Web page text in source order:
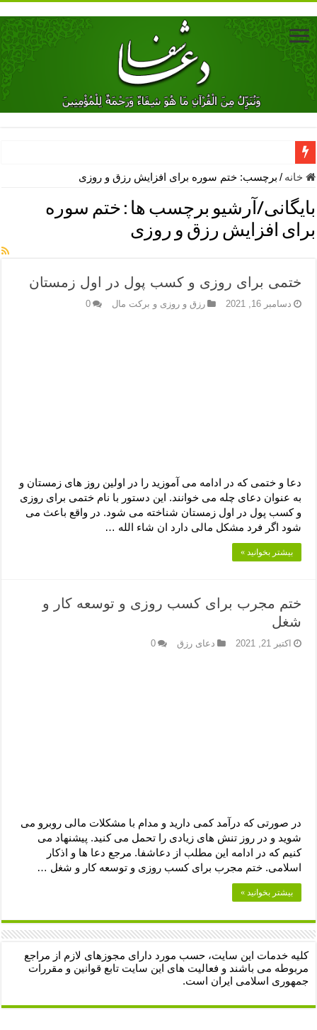
دعای جلب محبت فوری معشوق – دعای جلب محبت شوهر
دعای مشکل گشا برای رفع فقر – ذکرهای روزی‌ بخش
معجزات دعای یا من اظهر الجمیل – دعای یا من اظهر الجمیل برای
مهم ترین اذکار الهی و فضیلت آن ها – ذکر مخصوص مستجاب الدعوه
خانه / برچسب:ختم سوره برای افزایش رزق و روزی
بایگانی/آرشیو برچسب ها : ختم سوره
برای افزایش رزق و روزی
ختمی برای روزی و کسب پول در اول زمستان
دسامبر 16, 2021 رزق و روزی و برکت مال 0
دعا و ختمی که در ادامه می آموزید را در اولین روز های زمستان و
به عنوان دعای چله می خوانند. این دستور با نام ختمی برای روزی
و کسب پول در اول زمستان شناخته می شود. در واقع باعث می
شود اگر فرد مشکل مالی دارد ان شاء الله …
بیشتر بخوانید »
ختم مجرب برای کسب روزی و توسعه کار و
شغل
اکتبر 21, 2021 دعای رزق 0
در صورتی که درآمد کمی دارید و مدام با مشکلات مالی روبرو می
شوید و در روز تنش های زیادی را تحمل می کنید. پیشنهاد می
کنیم که در ادامه این مطلب از دعاشفا. مرجع دعا ها و اذکار
اسلامی. ختم مجرب برای کسب روزی و توسعه کار و شغل …
بیشتر بخوانید »
کلیه خدمات این سایت، حسب مورد دارای مجوزهای لازم از مراجع
مربوطه می باشند و فعالیت های این سایت تابع قوانین و مقررات
جمهوری اسلامی ایران است.